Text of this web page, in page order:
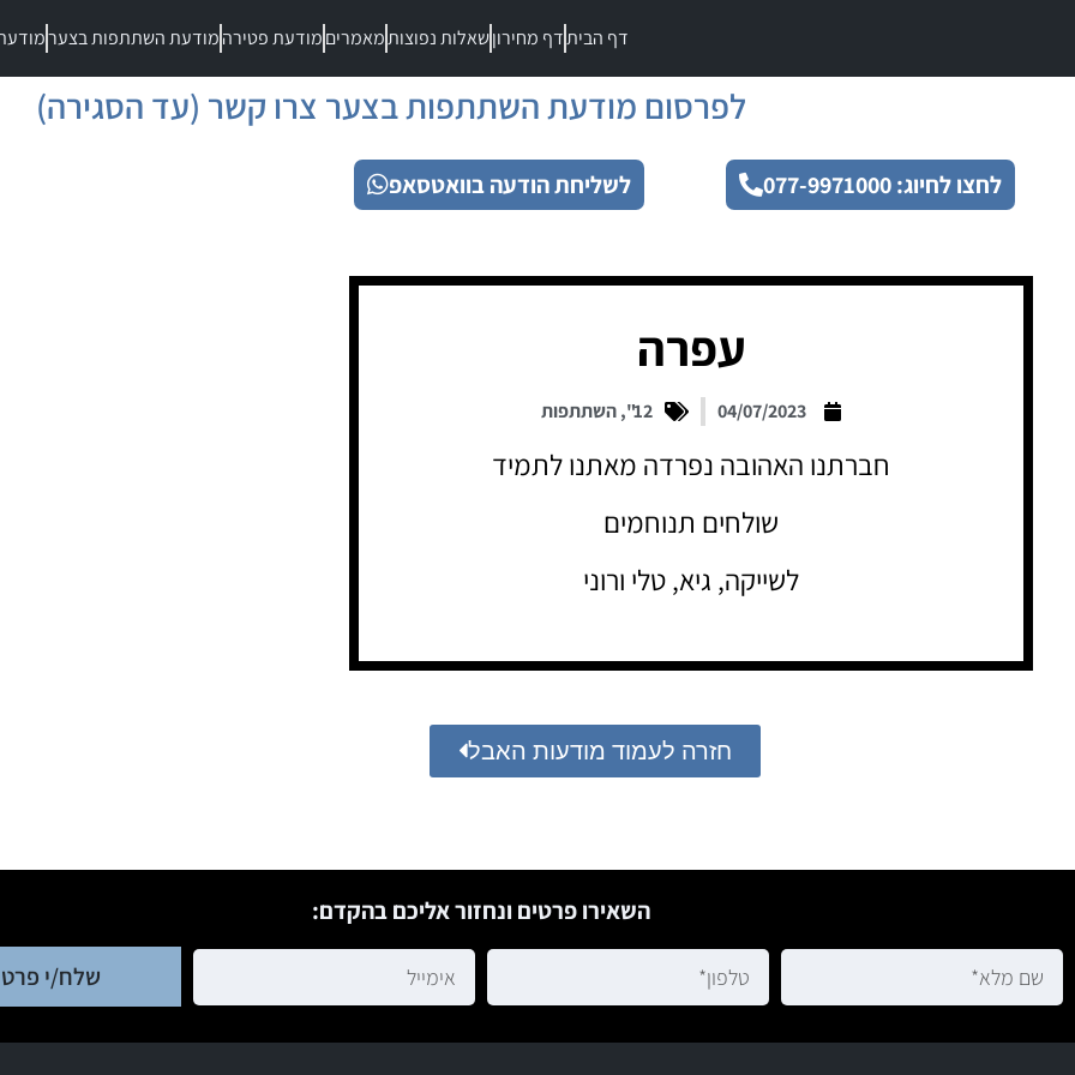
דף הביתדף מחירוןשאלות נפוצותמאמריםמודעת פטירהמודעת השתתפות בצער
לפרסום מודעת השתתפות בצער צרו קשר (עד הסגירה)
לחצו לחיוג: 077-9971000 לשליחת הודעה בוואטסאפ
עפרה
04/07/2023
12"
,השתתפות
חברתנו האהובה נפרדה מאתנו לתמיד
שולחים תנוחמים
לשייקה, גיא, טלי ורוני
חזרה לעמוד מודעות האבל
השאירו פרטים ונחזור אליכם בהקדם:
שלח/י